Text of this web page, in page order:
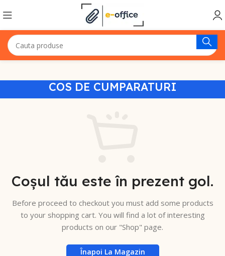
COS DE CUMPARATURI
Coșul tău este în prezent gol.
Before proceed to checkout you must add some products
to your shopping cart. You will find a lot of interesting
products on our "Shop" page.
Înapoi La Magazin